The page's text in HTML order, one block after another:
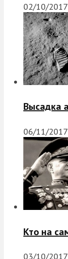
02/10/2017
Высадка
06/11/2017
Кто на
03/10/2017